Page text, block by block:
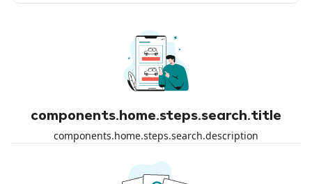
components.home.steps.search.title
components.home.steps.search.description